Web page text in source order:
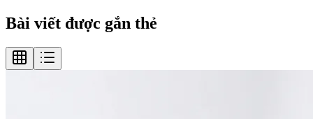
Bài viết được gắn thẻ